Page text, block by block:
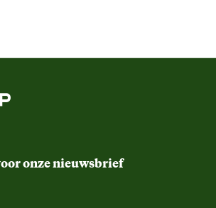
onze nieuwsbrief